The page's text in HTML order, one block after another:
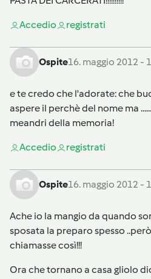
Accedio registrati
Ospite16. maggio 2012 -
e te credo che l'adorate: che
aspere il perchè del nome ma
meandri della memoria!
Accedio registrati
Ospite16. maggio 2012 -
Ache io la mangio da quando
sposata la preparo spesso
chiamasse così!!!
Ora che tornano a casa gliolo